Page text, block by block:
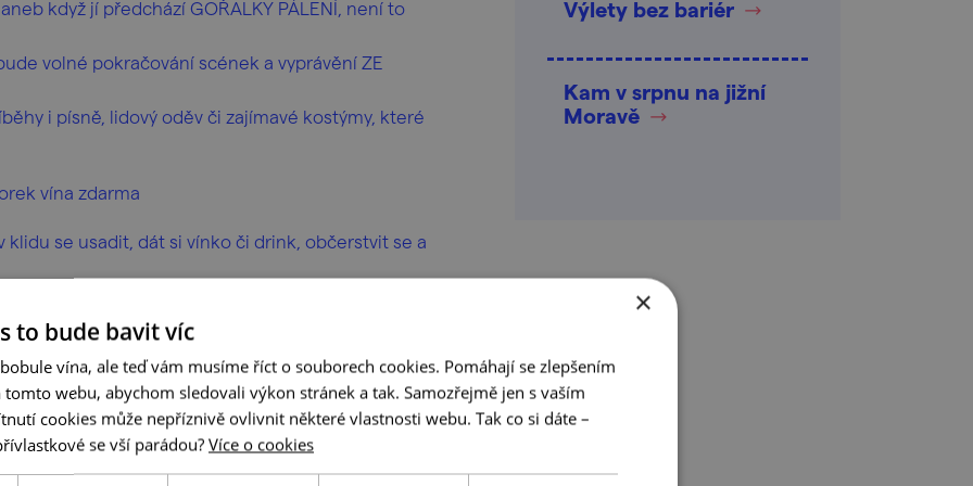
když jí předchází GOŘALKY PÁLENÍ, není to
volné pokračování scének a vyprávění ZE
i písně, lidový oděv či zajímavé kostýmy, které
vína zdarma
klidu se usadit, dát si vínko či drink, občerstvit se a
při neřízené degustaci našich vín a
ve kterých hraje hlavní roli naše Perlivka.
dvora je omezena.
Výlety bez bariér
Kam v srpnu na jižní
Moravě
×
to bude bavit víc
vína, ale teď vám musíme říct o souborech cookies. Pomáhají se zlepšením
tomto webu, abychom sledovali výkon stránek a tak. Samozřejmě jen s vaším
cookies může nepříznivě ovlivnit některé vlastnosti webu. Tak co si dáte –
se vší parádou? Více o cookies